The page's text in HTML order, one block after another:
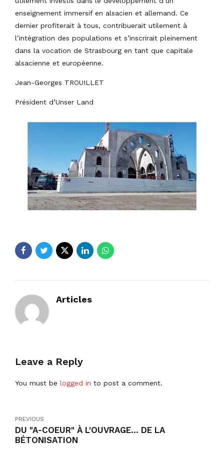
enseignement immersif en alsacien et allemand. Ce
dernier profiterait à tous, contribuerait utilement à
l’intégration des populations et s’inscrirait pleinement
dans la vocation de Strasbourg en tant que capitale
alsacienne et européenne.
Jean-Georges TROUILLET
Président d’Unser Land
Articles
Leave a Reply
You must be logged in to post a comment.
PREVIOUS
DU "A-COEUR" À L'OUVRAGE... DE LA
BÉTONISATION